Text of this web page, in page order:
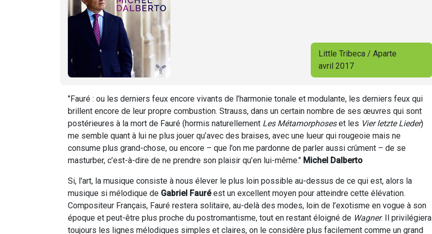
Little Tribeca / Aparte
avril 2017
"Fauré : ou les derniers feux encore vivants de l’harmonie tonale et modulante, les derniers feux qui
brillent encore de leur propre combustion. Strauss, dans un certain nombre de ses œuvres qui sont
postérieures à la mort de Fauré (hormis naturellement Les Métamorphoseset les Vier letzte Lieder)
me semble quant à lui ne plus jouer qu’avec des braises, avec une lueur qui rougeoie mais ne
consume plus grand-chose, ou encore – que l’on me pardonne de parler aussi crûment – de se
masturber, c’est-à-dire de ne prendre son plaisir qu’en lui-même." Michel Dalberto
Si, l'art, la musique consiste à nous élever le plus loin possible au-dessus de ce qui est, alors la
musique si mélodique de Gabriel Fauréest un excellent moyen pour atteindre cette élévation.
Compositeur Français, Fauré restera solitaire, au-delà des modes, loin de l’exotisme en vogue à son
époque et peut-être plus proche du postromantisme, tout en restant éloigné de Wagner. Il privilégiera
toujours les lignes mélodiques simples et claires, on le considère plus facilement comme un grand